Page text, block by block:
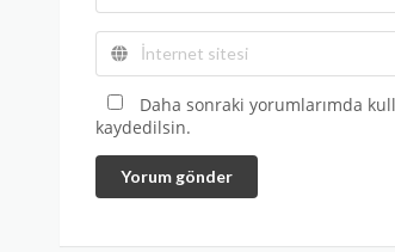
Daha sonraki yorumlarımda
kaydedilsin.
Yorum gönder